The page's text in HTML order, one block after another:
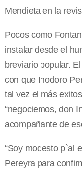
Mendieta en la
Pocos como
instalar desde el
breviario popular.
con que Inodoro
tal vez el más
“negociemos, don
acompañante de
“Soy modesto p`al
Pereyra para